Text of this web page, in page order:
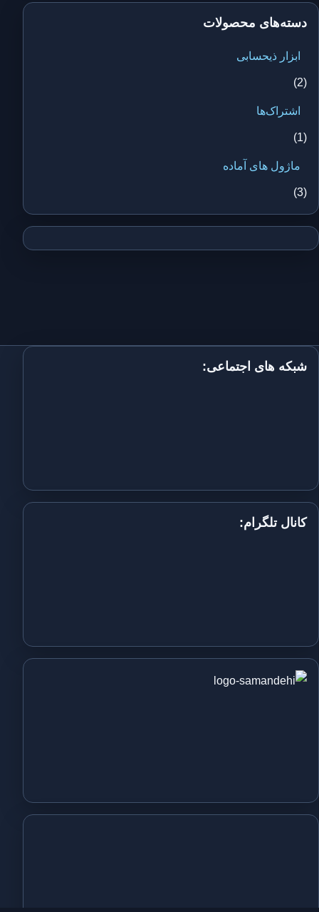
دسته‌های محصولات
ابزار ذیحسابی
(2)
اشتراک‌ها
(1)
ماژول های آماده
(3)
شبکه های اجتماعی:
کانال تلگرام: